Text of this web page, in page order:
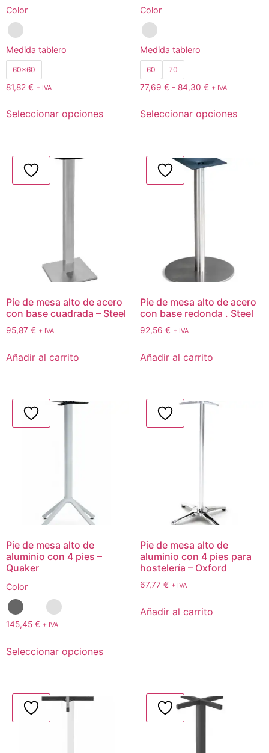
Color
Medida tablero
60x60
81,82 € + IVA
Seleccionar opciones
Color
Medida tablero
60 70
77,69 € - 84,30 € + IVA
Seleccionar opciones
Pie de mesa alto de acero
con base cuadrada – Steel
95,87 € + IVA
Añadir al carrito
Pie de mesa alto de acero
con base redonda . Steel
92,56 € + IVA
Añadir al carrito
Pie de mesa alto de
aluminio con 4 pies –
Quaker
Color
145,45 € + IVA
Seleccionar opciones
Pie de mesa alto de
aluminio con 4 pies para
hostelería – Oxford
67,77 € + IVA
Añadir al carrito